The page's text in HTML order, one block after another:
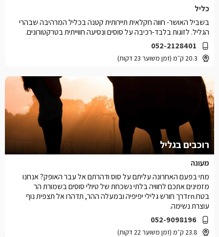
כליל
052-2128401
20.3 ק״מ (זמן משוער 23 דקות)
בשביל האושר- חווה חקלאית תיירותית קטנה בכליל המרהיבה שבהרי
הגליל. לזוגות בלבד-רכיבה על סוסים ונסיעה חווייתית בטרקטורונים.
רוכבים בגליל
מעונה
052-9098196
23.8 ק״מ (זמן משוער 22 דקות)
מתי בפעם האחרונה עליתם על סוס ודהרתם אל עבר האופק? אנחנו
מזמינים אתכם לחוויה בלתי נשכחת של טיולי סוסים בשמורת הר
בטח.rnדרך חורש גלילי יפיפיה ובמעלה ההר, תדהרו אל תצפית נוף
עוצרת נשימה.